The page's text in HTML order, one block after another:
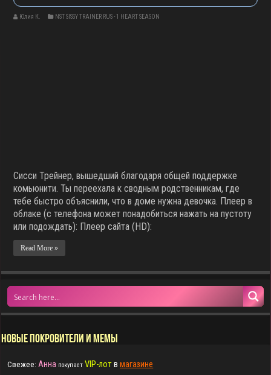
Юлия К. NST SISSY TRAINER RUS - 1 HEART SEASON
Сисси Трейнер, вышедший благодаря общей поддержке
комьюнити. Ты переехала к сводным родственникам, где
тебе быстро объяснили, что в доме нужна девочка. Плеер в
облаке (с телефона может понадобиться нажать на пустоту
или подождать): Плеер сайта (HD):
Read More »
НОВЫЕ ПОКРОВИТЕЛИ И МЕМЫ
Свежее: Анна покупает VIP-лотвмагазине